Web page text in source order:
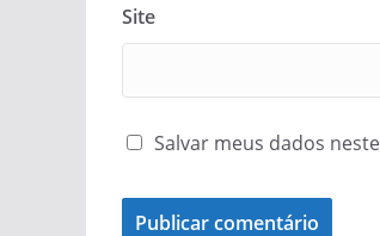
Site
Salvar meus dados